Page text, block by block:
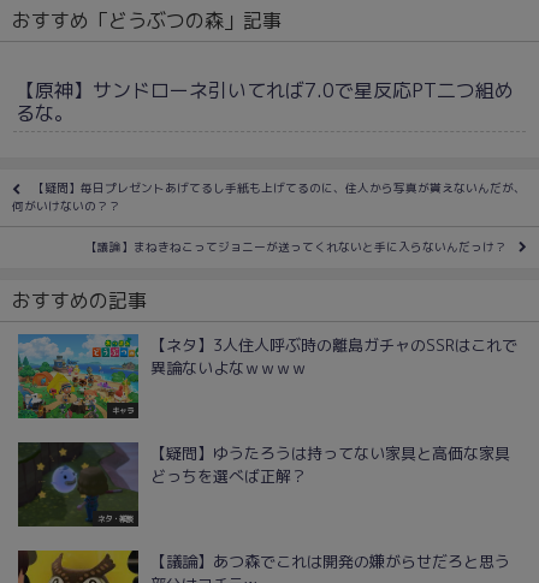
おすすめ「どうぶつの森」記事
【原神】サンドローネ引いてれば7.0で星反応PT二つ組め
るな。
【疑問】毎日プレゼントあげてるし手紙も上げてるのに、住人から写真が貰えないんだが、
何がいけないの？？
【議論】まねきねこってジョニーが送ってくれないと手に入らないんだっけ？
おすすめの記事
キャラ
【ネタ】3人住人呼ぶ時の離島ガチャのSSRはこれで
異論ないよなｗｗｗｗ
ネタ・雑談
【疑問】ゆうたろうは持ってない家具と高価な家具
どっちを選べば正解？
【議論】あつ森でこれは開発の嫌がらせだろと思う